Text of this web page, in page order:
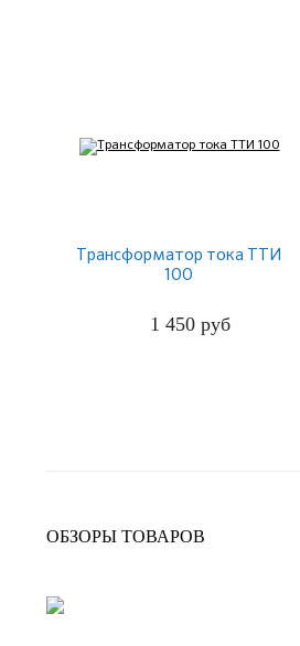
Трансформатор тока ТТИ
100
1 450 руб
ОБЗОРЫ ТОВАРОВ